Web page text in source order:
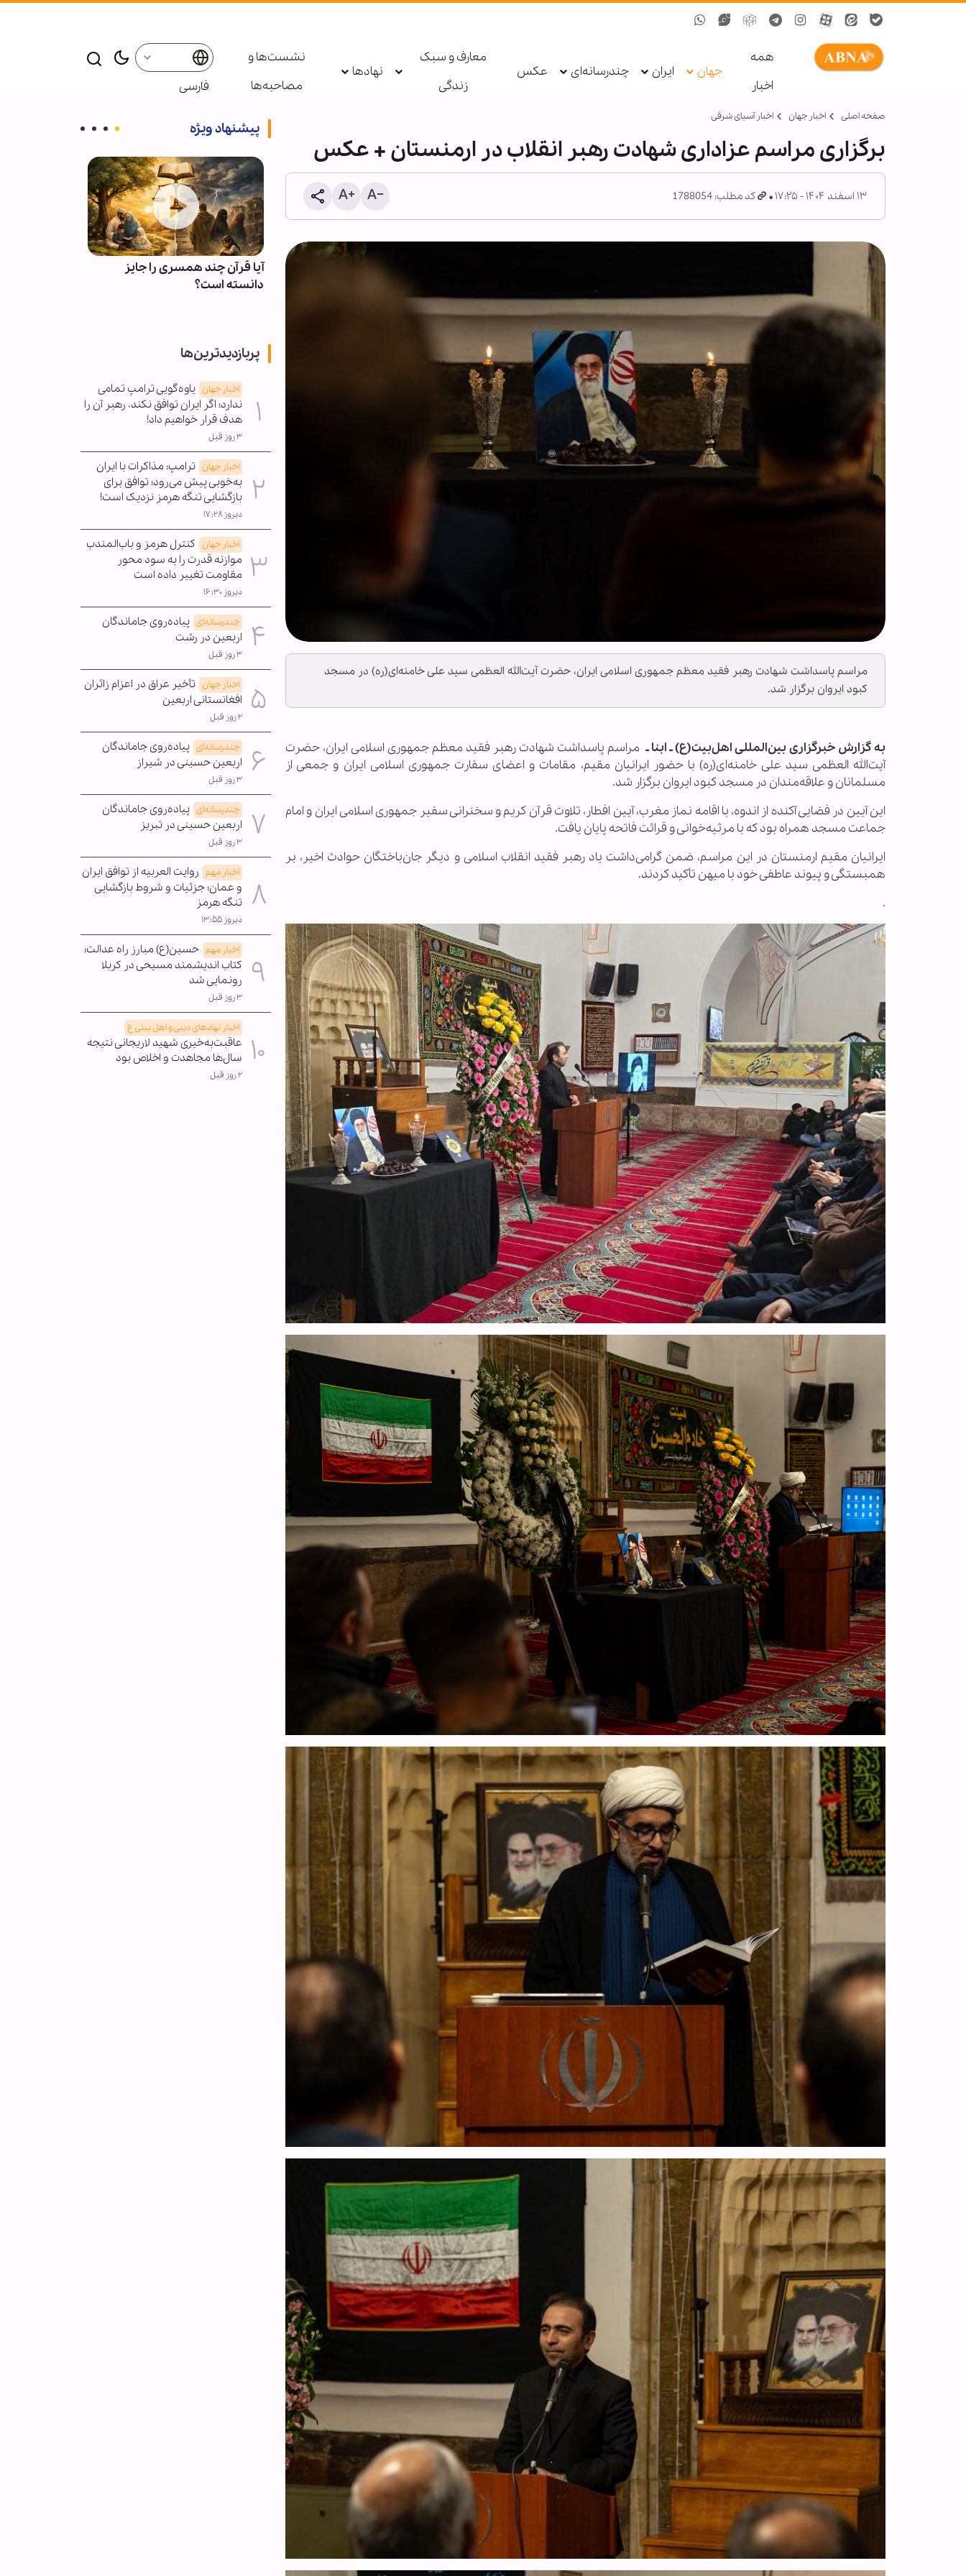
همه
اخبار
جهان ایران چندرسانه‌ای عکس
معارف و سبک
زندگی
نهادها
نشست‌ها و
مصاحبه‌ها
فارسی
صفحه اصلی اخبار جهان اخبار آسیای شرقی
برگزاری مراسم عزاداری شهادت رهبر انقلاب در ارمنستان + عکس
۱۳ اسفند ۱۴۰۴ - ۱۷:۲۵ کد مطلب: 1788054
مراسم پاسداشت شهادت رهبر فقید معظم جمهوری اسلامی ایران، حضرت آیت‌الله العظمی سید علی خامنه‌ای(ره) در مسجد
کبود ایروان برگزار شد.
به گزارش خبرگزاری بین‌المللی اهل‌بیت(ع) ـ ابنا ـ مراسم پاسداشت شهادت رهبر فقید معظم جمهوری اسلامی ایران، حضرت
آیت‌الله العظمی سید علی خامنه‌ای(ره) با حضور ایرانیان مقیم، مقامات و اعضای سفارت جمهوری اسلامی ایران و جمعی از
مسلمانان و علاقه‌مندان در مسجد کبود ایروان برگزار شد.
این آیین در فضایی آکنده از اندوه، با اقامه نماز مغرب، آیین افطار، تلاوت قرآن کریم و سخنرانی سفیر جمهوری اسلامی ایران و امام
جماعت مسجد همراه بود که با مرثیه‌خوانی و قرائت فاتحه پایان یافت.
ایرانیان مقیم ارمنستان در این مراسم، ضمن گرامی‌داشت یاد رهبر فقید انقلاب اسلامی و دیگر جان‌باختگان حوادث اخیر، بر
همبستگی و پیوند عاطفی خود با میهن تأکید کردند.
.
پیشنهاد ویژه
آیا قرآن چند همسری را جایز
دانسته است؟
چرا دشمن از فهم قدرت مؤمنان
عاجز است؟
پربازدیدترین‌ها
اخبار جهان یاوه‌گویی ترامپ تمامی
ندارد؛ اگر ایران توافق نکند، رهبر آن را
هدف قرار خواهیم داد!
۳ روز قبل
اخبار جهان ترامپ: مذاکرات با ایران
به‌خوبی پیش می‌رود؛ توافق برای
بازگشایی تنگه هرمز نزدیک است!
دیروز ۱۷:۲۸
اخبار جهان کنترل هرمز و باب‌المندب
موازنه قدرت را به سود محور
مقاومت تغییر داده است
دیروز ۱۶:۳۰
چندرسانه‌ای پیاده‌روی جاماندگان
اربعین در رشت
۳ روز قبل
اخبار جهان تأخیر عراق در اعزام زائران
افغانستانی اربعین
۲ روز قبل
چندرسانه‌ای پیاده‌روی جاماندگان
اربعین حسینی در شیراز
۳ روز قبل
چندرسانه‌ای پیاده‌روی جاماندگان
اربعین حسینی در تبریز
۳ روز قبل
اخبار مهم روایت العربیه از توافق ایران
و عمان؛ جزئیات و شروط بازگشایی
تنگه هرمز
دیروز ۱۳:۵۵
اخبار مهم حسین(ع) مبارز راه عدالت؛
کتاب اندیشمند مسیحی در کربلا
رونمایی شد
۳ روز قبل
اخبار نهادهای دینی و اهل بیتی ع
عاقبت‌به‌خیری شهید لاریجانی نتیجه
سال‌ها مجاهدت و اخلاص بود
۲ روز قبل